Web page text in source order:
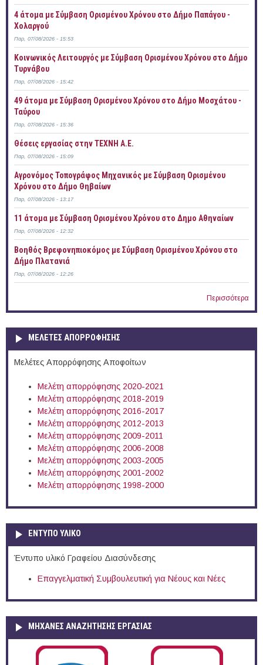
4 άτομα με Σύμβαση Ορισμένου Χρόνου στο Δήμο Παπάγου -
Χολαργού
Παρ, 07/08/2026 - 15:53
Κοινωνικός Λειτουργός με Σύμβαση Ορισμένου Χρόνου στο Δήμο
Τυρνάβου
Παρ, 07/08/2026 - 15:42
49 άτομα με Σύμβαση Ορισμένου Χρόνου στο Δήμο Μοσχάτου -
Ταύρου
Παρ, 07/08/2026 - 15:36
Θέσεις εργασίας στην ΤΕΧΝΗ Α.Ε.
Παρ, 07/08/2026 - 15:09
Αγρονόμος Τοπογράφος Μηχανικός με Σύμβαση Ορισμένου
Χρόνου στο Δήμο Θηβαίων
Παρ, 07/08/2026 - 13:17
11 άτομα με Σύμβαση Ορισμένου Χρόνου στο Δημο Αθηναίων
Παρ, 07/08/2026 - 12:32
Βοηθός Βρεφονηπιοκόμος με Σύμβαση Ορισμένου Χρόνου στο
Δήμο Πλατανιά
Παρ, 07/08/2026 - 12:26
Περισσότερα
ΜΕΛΕΤΕΣ ΑΠΟΡΡΟΦΗΣΗΣ
Μελέτες Απορρόφησης Αποφοίτων
Μελέτη απορρόφησης 2020-2021
Μελέτη απορρόφησης 2018-2019
Μελέτη απορρόφησης 2016-2017
Μελέτη απορρόφησης 2012-2013
Μελέτη απορρόφησης 2009-2011
Μελέτη απορρόφησης 2006-2008
Μελέτη απορρόφησης 2003-2005
Μελέτη απορρόφησης 2001-2002
Μελέτη απορρόφησης 1998-2000
ΕΝΤΥΠΟ ΥΛΙΚΟ
Έντυπο υλικό Γραφείου Διασύνδεσης
Επαγγελματική Συμβουλευτική για Νέους και Νέες
ΜΗΧΑΝΕΣ ΑΝΑΖΗΤΗΣΗΣ ΕΡΓΑΣΙΑΣ